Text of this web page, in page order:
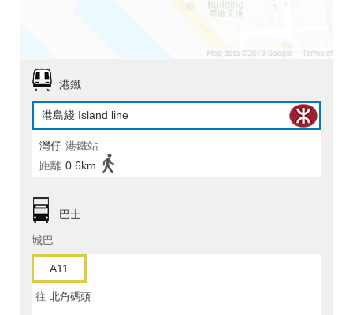
港鐵
港島綫 Island line
灣仔 港鐵站
距離 0.6km
巴士
城巴
A11
往 北角碼頭